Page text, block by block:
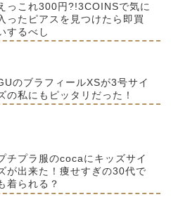
っこれ300円?!3COINSで気に
ったピアスを見つけたら即買
するべし
のブラフィールXSが3号サイ
の私にもピッタリだった！
チプラ服のcocaにキッズサイ
が出来た！痩せすぎの30代で
着られる？